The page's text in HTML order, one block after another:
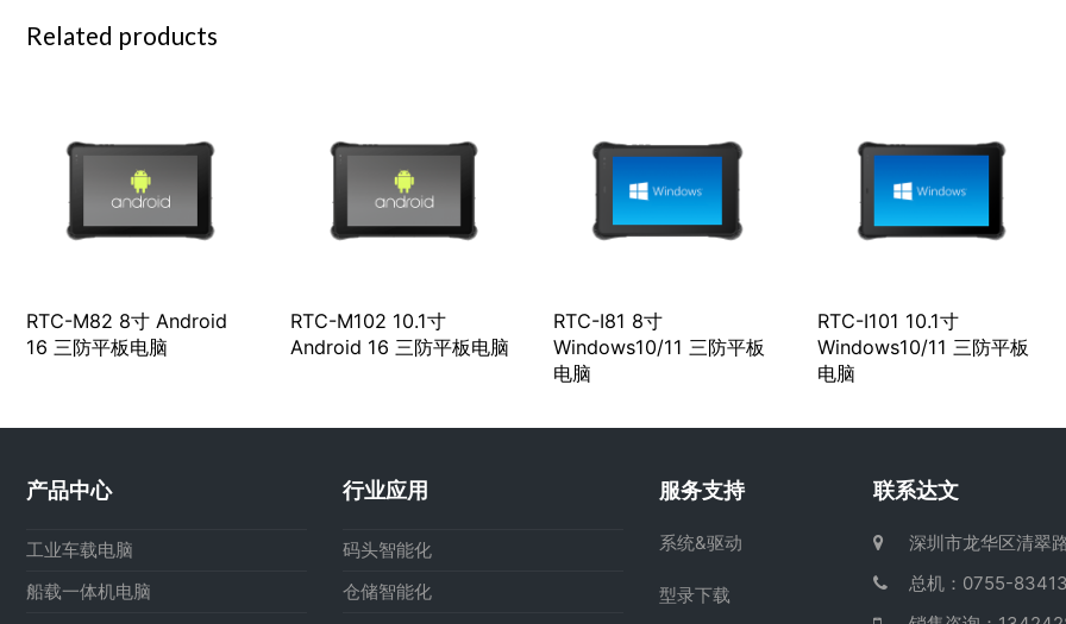
Related products
RTC-M82 8寸 Android
16 三防平板电脑
RTC-M102 10.1寸
Android 16 三防平板电脑
RTC-I81 8寸
Windows10/11 三防平板
电脑
RTC-I101 10.1寸
Windows10/11 三防平板
电脑
产品中心
工业车载电脑
船载一体机电脑
行业应用
码头智能化
仓储智能化
服务支持
系统&驱动
型录下载
联系达文
深圳市龙华区清翠
总机：0755-